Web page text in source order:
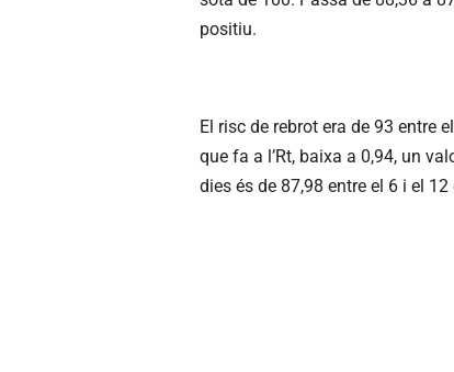
positiu.
El risc de rebrot era de 93 entre
que fa a l’Rt, baixa a 0,94, un
dies és de 87,98 entre el 6 i el